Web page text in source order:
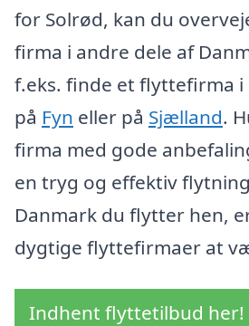
for Solrød, kan du
firma i andre dele af
f.eks. finde et flyttefirma i
på Fyn eller på Sjælland.
firma med gode
en tryg og effektiv
Danmark du flytter hen,
dygtige flyttefirmaer at
Indhent flyttetilbud her!